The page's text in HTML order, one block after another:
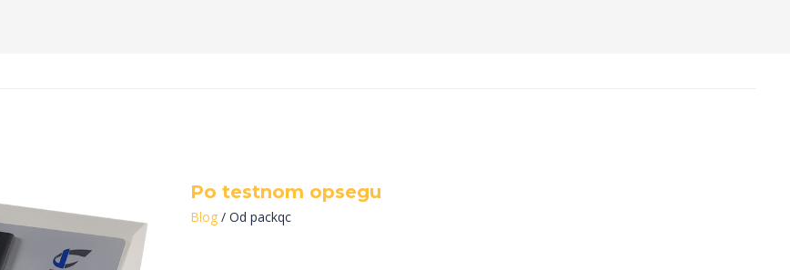
Po testnom opsegu
Blog/ Od packqc